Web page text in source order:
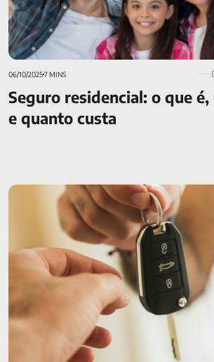
06/10/20257 MINS
Seguro residencial: o que
e quanto custa
Vale a pena ter carro? Saiba aqui